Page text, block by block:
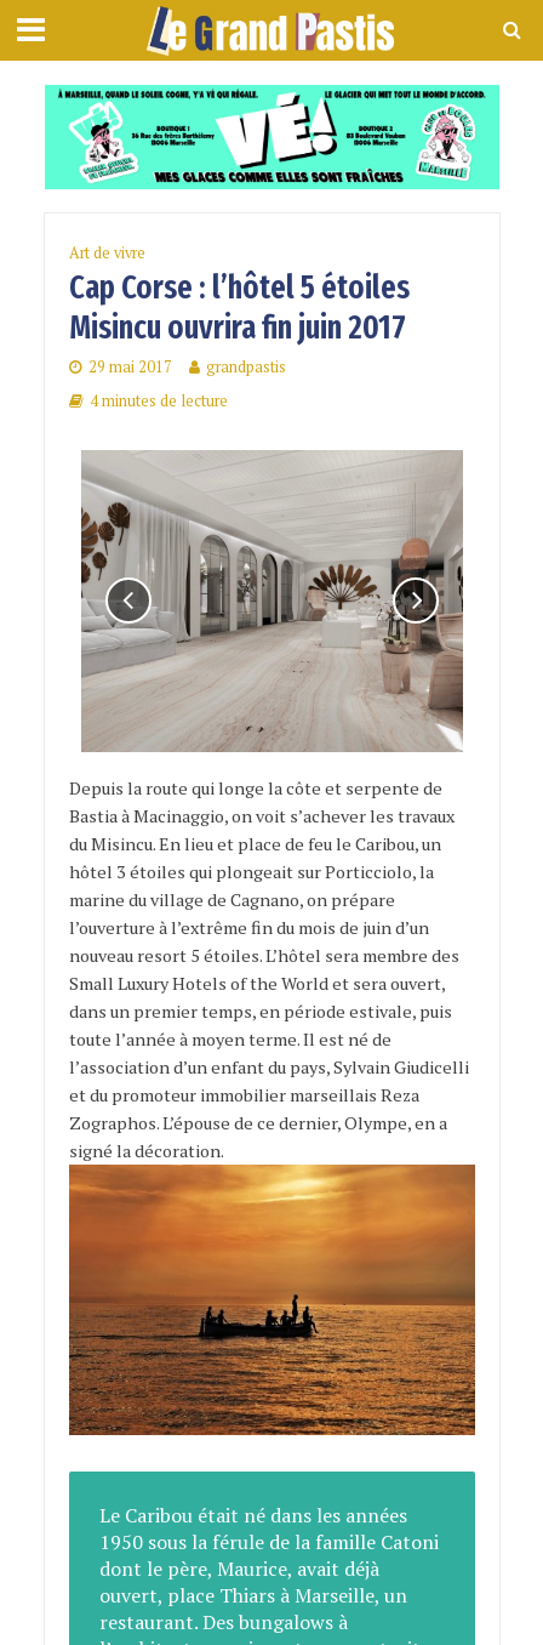
Art de vivre
Cap Corse : l’hôtel 5 étoiles
Misincu ouvrira fin juin 2017
29 mai 2017
grandpastis
4 minutes de lecture
Depuis la route qui longe la côte et serpente de
Bastia à Macinaggio, on voit s’achever les travaux
du Misincu. En lieu et place de feu le Caribou, un
hôtel 3 étoiles qui plongeait sur Porticciolo, la
marine du village de Cagnano, on prépare
l’ouverture à l’extrême fin du mois de juin d’un
nouveau resort 5 étoiles. L’hôtel sera membre des
Small Luxury Hotels of the World et sera ouvert,
dans un premier temps, en période estivale, puis
toute l’année à moyen terme. Il est né de
l’association d’un enfant du pays, Sylvain Giudicelli
et du promoteur immobilier marseillais Reza
Zographos. L’épouse de ce dernier, Olympe, en a
signé la décoration.
Le Caribou était né dans les années
1950 sous la férule de la famille Catoni
dont le père, Maurice, avait déjà
ouvert, place Thiars à Marseille, un
restaurant. Des bungalows à